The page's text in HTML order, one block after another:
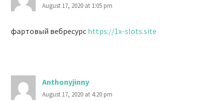
August 17, 2020 at 1:05 pm
фартовый вебресурс https://1x-slots.site
Anthonyjinny
August 17, 2020 at 4:20 pm